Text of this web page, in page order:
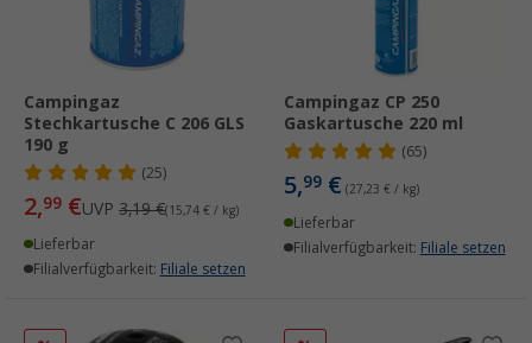
Campingaz
Stechkartusche C 206 GLS
190 g
(25)
2,99 €UVP 3,19 €(15,74 € / kg)
Lieferbar
Filialverfügbarkeit: Filiale setzen
Campingaz CP 250
Gaskartusche 220 ml
(65)
5,99 € (27,23 € / kg)
Lieferbar
Filialverfügbarkeit: Filiale setzen